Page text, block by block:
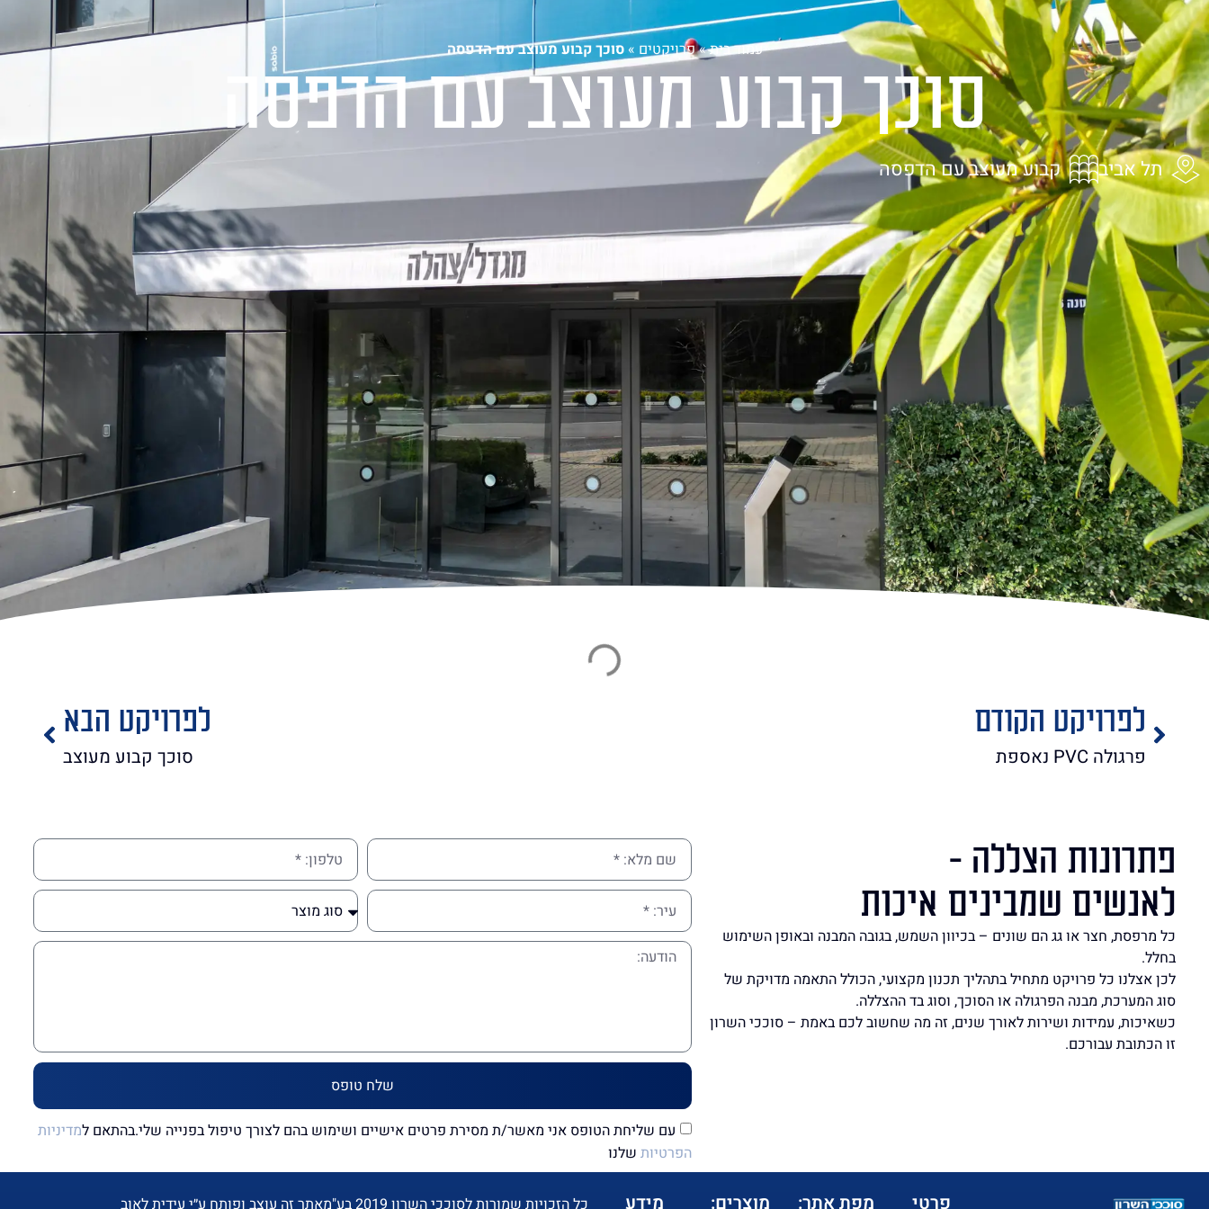
בית אודות אדריכלים ומעצבים
לשיחת ייעוץ ללא התחייבות
עמוד בית»פרויקטים »סוכך קבוע מעוצב עם הדפסה
סוכך קבוע מעוצב עם הדפסה
תל אביב קבוע מעוצב עם הדפסה
לפרויקט הקודם
פרגולה PVC נאספת
לפרויקט הבא
סוכך קבוע מעוצב
פתרונות הצללה -
לאנשים שמבינים איכות
כל מרפסת, חצר או גג הם שונים – בכיוון השמש, בגובה המבנה ובאופן השימוש
בחלל.
לכן אצלנו כל פרויקט מתחיל בתהליך תכנון מקצועי, הכולל התאמה מדויקת של
סוג המערכת, מבנה הפרגולה או הסוכך, וסוג בד ההצללה.
כשאיכות, עמידות ושירות לאורך שנים, זה מה שחשוב לכם באמת – סוככי השרון
זו הכתובת עבורכם.
עם שליחת הטופס אני מאשר/ת מסירת פרטים אישיים ושימוש בהם לצורך טיפול בפנייה שלי.בהתאם למדיניות
הפרטיות שלנו
שלח טופס
פרטי מפת אתר: מוצרים: מידע כל הזכויות שמורות לסוככי השרון 2019 בע"מ אתר זה עוצב ופותח ע״י עידית לאוב